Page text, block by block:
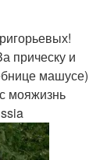
прическу и
машусе)
мояжизнь